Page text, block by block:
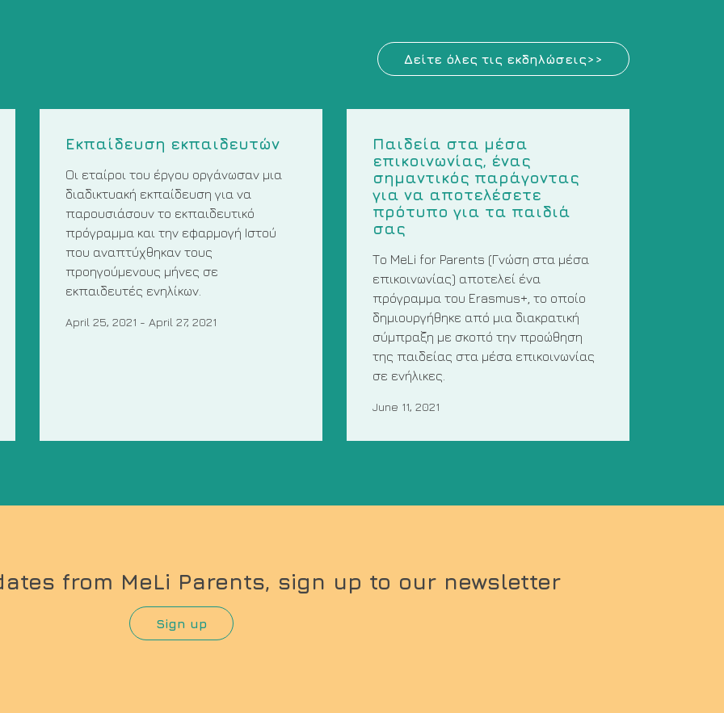
Εκπαίδευση εκπαιδευτών
Οι εταίροι του έργου οργάνωσαν μια
διαδικτυακή εκπαίδευση για να
παρουσιάσουν το εκπαιδευτικό
πρόγραμμα και την εφαρμογή Ιστού
που αναπτύχθηκαν τους
προηγούμενους μήνες σε
εκπαιδευτές ενηλίκων.
April 25, 2021 - April 27, 2021
Παιδεία στα μέσα
επικοινωνίας, ένας
σημαντικός παράγοντας
για να αποτελέσετε
πρότυπο για τα παιδιά
σας
Το MeLi for Parents (Γνώση στα μέσα
επικοινωνίας) αποτελεί ένα
πρόγραμμα του Erasmus+, το οποίο
δημιουργήθηκε από μια διακρατική
σύμπραξη με σκοπό την προώθηση
της παιδείας στα μέσα επικοινωνίας
σε ενήλικες.
June 11, 2021
Δείτε όλες τις εκδηλώσεις>>
from MeLi Parents, sign up to our newsletter
Sign up